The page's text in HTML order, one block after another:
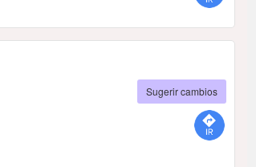
Sugerir cambios